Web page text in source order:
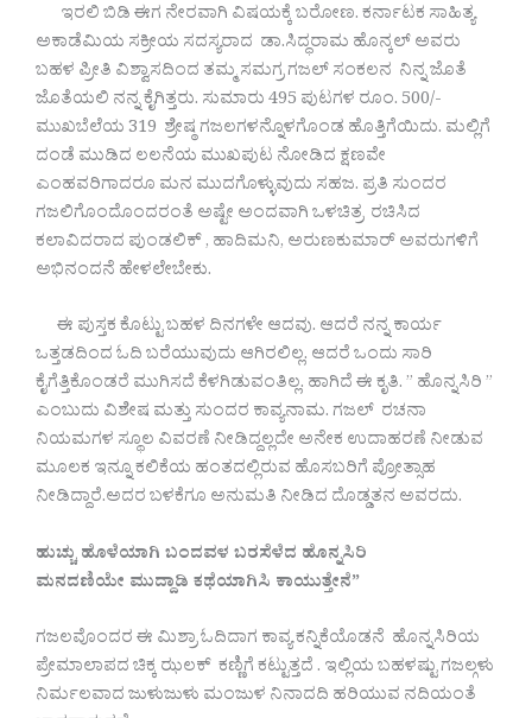
ಇರಲಿ ಬಿಡಿ ಈಗ ನೇರವಾಗಿ ವಿಷಯಕ್ಕೆ ಬರೋಣ. ಕರ್ನಾಟಕ ಸಾಹಿತ್ಯ
ಅಕಾಡೆಮಿಯ ಸಕ್ರೀಯ ಸದಸ್ಯರಾದ ಡಾ.ಸಿದ್ಧರಾಮ ಹೊನ್ಕಲ್ ಅವರು
ಬಹಳ ಪ್ರೀತಿ ವಿಶ್ವಾಸದಿಂದ ತಮ್ಮ ಸಮಗ್ರ ಗಜಲ್ ಸಂಕಲನ ನಿನ್ನ ಜೊತೆ
ಜೊತೆಯಲಿ ನನ್ನ ಕೈಗಿತ್ತರು. ಸುಮಾರು 495 ಪುಟಗಳ ರೂಂ. 500/-
ಮುಖಬೆಲೆಯ 319 ಶ್ರೇಷ್ಠ ಗಜಲಗಳನ್ನೊಳಗೊಂಡ ಹೊತ್ತಿಗೆಯಿದು. ಮಲ್ಲಿಗೆ
ದಂಡೆ ಮುಡಿದ ಲಲನೆಯ ಮುಖಪುಟ ನೋಡಿದ ಕ್ಷಣವೇ
ಎಂಹವರಿಗಾದರೂ ಮನ ಮುದಗೊಳ್ಳುವುದು ಸಹಜ. ಪ್ರತಿ ಸುಂದರ
ಗಜಲಿಗೊಂದೊಂದರಂತೆ ಅಷ್ಟೇ ಅಂದವಾಗಿ ಒಳಚಿತ್ರ ರಚಿಸಿದ
ಕಲಾವಿದರಾದ ಪುಂಡಲಿಕ್ , ಹಾದಿಮನಿ, ಅರುಣಕುಮಾರ್ ಅವರುಗಳಿಗೆ
ಅಭಿನಂದನೆ ಹೇಳಲೇಬೇಕು.
ಈ ಪುಸ್ತಕ ಕೊಟ್ಟು ಬಹಳ ದಿನಗಳೇ ಆದವು. ಆದರೆ ನನ್ನ ಕಾರ್ಯ
ಒತ್ತಡದಿಂದ ಓದಿ ಬರೆಯುವುದು ಆಗಿರಲಿಲ್ಲ. ಆದರೆ ಒಂದು ಸಾರಿ
ಕೈಗೆತ್ತಿಕೊಂಡರೆ ಮುಗಿಸದೆ ಕೆಳಗಿಡುವಂತಿಲ್ಲ. ಹಾಗಿದೆ ಈ ಕೃತಿ. ” ಹೊನ್ನಸಿರಿ ”
ಎಂಬುದು ವಿಶೇಷ ಮತ್ತು ಸುಂದರ ಕಾವ್ಯನಾಮ. ಗಜಲ್ ರಚನಾ
ನಿಯಮಗಳ ಸ್ಥೂಲ ವಿವರಣೆ ನೀಡಿದ್ದಲ್ಲದೇ ಅನೇಕ ಉದಾಹರಣೆ ನೀಡುವ
ಮೂಲಕ ಇನ್ನೂ ಕಲಿಕೆಯ ಹಂತದಲ್ಲಿರುವ ಹೊಸಬರಿಗೆ ಪ್ರೋತ್ಸಾಹ
ನೀಡಿದ್ದಾರೆ.ಅದರ ಬಳಕೆಗೂ ಅನುಮತಿ ನೀಡಿದ ದೊಡ್ಡತನ ಅವರದು.
ಹುಚ್ಚು ಹೊಳೆಯಾಗಿ ಬಂದವಳ ಬರಸೆಳೆದ ಹೊನ್ನಸಿರಿ
ಮನದಣಿಯೇ ಮುದ್ದಾಡಿ ಕಥೆಯಾಗಿಸಿ ಕಾಯುತ್ತೇನೆ”
ಗಜಲವೊಂದರ ಈ ಮಿಶ್ರಾ ಓದಿದಾಗ ಕಾವ್ಯ ಕನ್ನಿಕೆಯೊಡನೆ ಹೊನ್ನಸಿರಿಯ
ಪ್ರೇಮಾಲಾಪದ ಚಿಕ್ಕ ಝಲಕ್ ಕಣ್ಣಿಗೆ ಕಟ್ಟುತ್ತದೆ . ಇಲ್ಲಿಯ ಬಹಳಷ್ಟು ಗಜಲ್ಗಳು
ನಿರ್ಮಲವಾದ ಜುಳುಜುಳು ಮಂಜುಳ ನಿನಾದದಿ ಹರಿಯುವ ನದಿಯಂತೆ